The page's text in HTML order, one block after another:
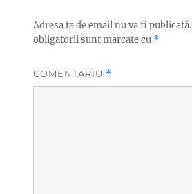
Adresa ta de email nu va fi publicată.
obligatorii sunt marcate cu *
COMENTARIU *